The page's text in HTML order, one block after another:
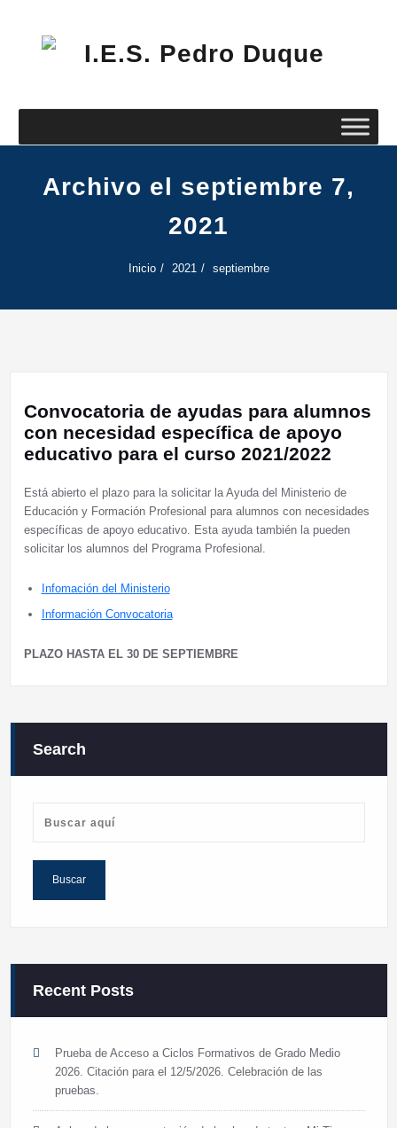
contenido
Archivo el septiembre 7,
2021
Inicio 2021 septiembre
Convocatoria de ayudas para alumnos
con necesidad específica de apoyo
educativo para el curso 2021/2022
Está abierto el plazo para la solicitar la Ayuda del Ministerio de
Educación y Formación Profesional para alumnos con necesidades
específicas de apoyo educativo. Esta ayuda también la pueden
solicitar los alumnos del Programa Profesional.
Infomación del Ministerio
Información Convocatoria
PLAZO HASTA EL 30 DE SEPTIEMBRE
Search
Recent Posts
Prueba de Acceso a Ciclos Formativos de Grado Medio
2026. Citación para el 12/5/2026. Celebración de las
pruebas.